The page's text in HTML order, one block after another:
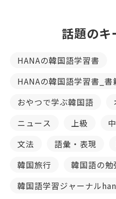
話題のキ
HANAの韓国語学習書
HANAの韓国語学習書_書
おやつで学ぶ韓国語
ニュース
上級
文法
語彙・表現
韓国旅行
韓国語の勉
韓国語学習ジャーナル